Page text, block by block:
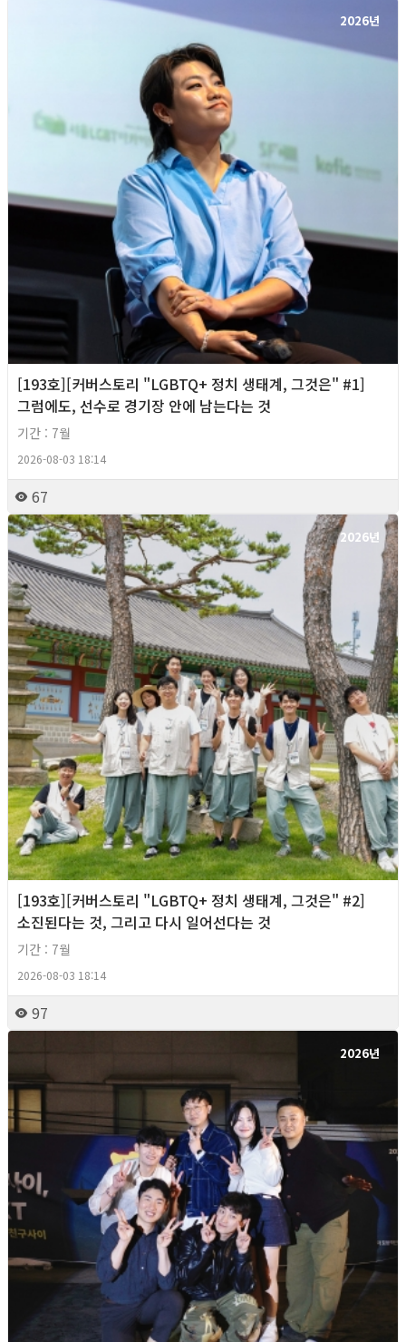
2026년
[193호][커버스토리 "LGBTQ+ 정치 생태계, 그것은" #1]
그럼에도, 선수로 경기장 안에 남는다는 것
기간 : 7월
2026-08-03 18:14
67
2026년
[193호][커버스토리 "LGBTQ+ 정치 생태계, 그것은" #2]
소진된다는 것, 그리고 다시 일어선다는 것
기간 : 7월
2026-08-03 18:14
97
2026년